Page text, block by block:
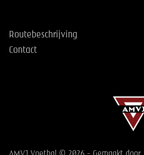
Routebeschrijving
Contact